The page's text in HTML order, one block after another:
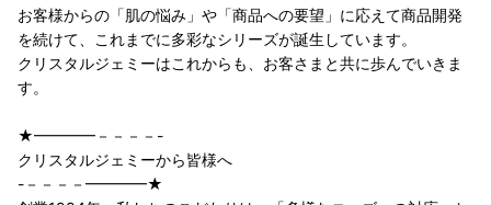
お客様からの「肌の悩み」や「商品への要望」に応えて商品開発
を続けて、これまでに多彩なシリーズが誕生しています。
クリスタルジェミーはこれからも、お客さまと共に歩んでいきま
す。
★━━━━－－－－-
クリスタルジェミーから皆様へ
-－－－－━━━━★